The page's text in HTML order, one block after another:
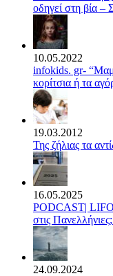
οδηγεί στη βία –
10.05.2022
infokids. gr-
κορίτσια ή τα
19.03.2012
Της ζήλιας τα
16.05.2025
PODCAST|
στις
24.09.2024